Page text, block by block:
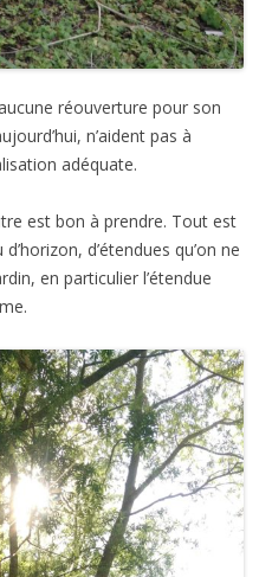
réouverture pour son
n’aident pas à
adéquate.
est bon à prendre. Tout est
d’étendues qu’on ne
en particulier l’étendue